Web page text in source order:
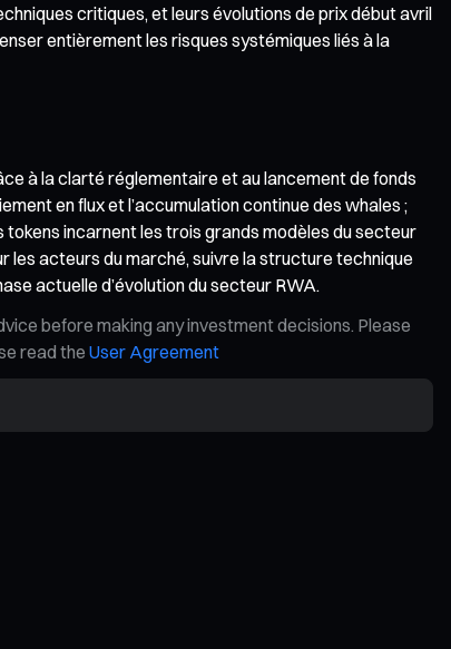
critiques, et leurs évolutions de prix début avril
entièrement les risques systémiques liés à la
à la clarté réglementaire et au lancement de fonds
en flux et l’accumulation continue des whales ;
incarnent les trois grands modèles du secteur
les acteurs du marché, suivre la structure technique
actuelle d’évolution du secteur RWA.
before making any investment decisions. Please
read the User Agreement